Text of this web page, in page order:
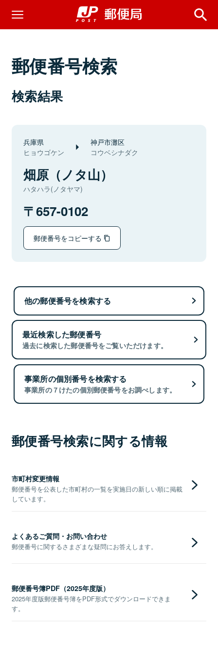
郵便番号検索
検索結果
兵庫県
ヒョウゴケン
神戸市灘区
コウベシナダク
畑原（ノタ山）
ハタハラ(ノタヤマ)
657-0102
郵便番号をコピーする
他の郵便番号を検索する
最近検索した郵便番号
過去に検索した郵便番号をご覧いただけます。
事業所の個別番号を検索する
事業所の７けたの個別郵便番号をお調べします。
郵便番号検索に関する情報
市町村変更情報
郵便番号を公表した市町村の一覧を実施日の新しい順に掲載
しています。
よくあるご質問・お問い合わせ
郵便番号に関するさまざまな疑問にお答えします。
郵便番号簿PDF（2025年度版）
2025年度版郵便番号簿をPDF形式でダウンロードできま
す。